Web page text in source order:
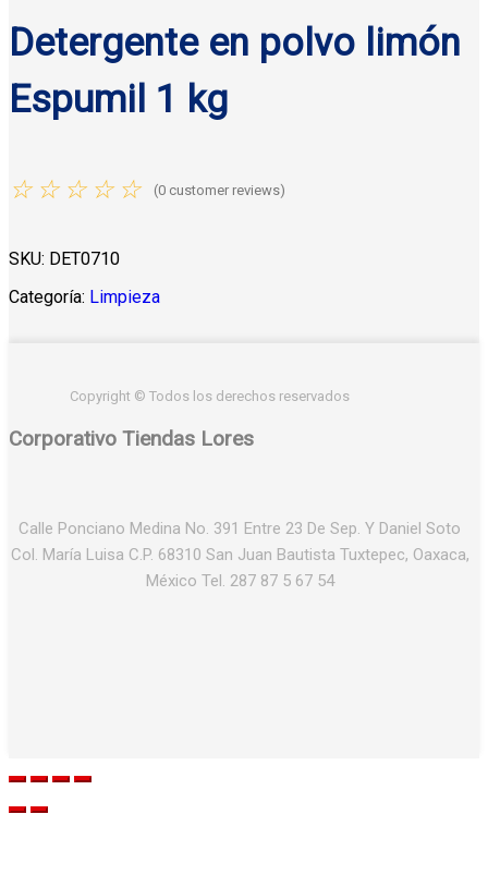
Detergente en polvo limón
Espumil 1 kg
☆ ☆ ☆ ☆ ☆ (0 customer reviews)
SKU: DET0710
Categoría: Limpieza
Copyright © Todos los derechos reservados
Corporativo Tiendas Lores
Calle Ponciano Medina No. 391 Entre 23 De Sep. Y Daniel Soto
Col. María Luisa C.P. 68310 San Juan Bautista Tuxtepec, Oaxaca,
México Tel. 287 87 5 67 54